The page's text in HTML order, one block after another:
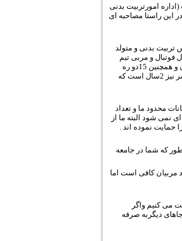
امورتربیت بدنی
این راستا مصاحبه ای
بدنی و متولد
های والیبال فوتبال و مربی تیم
های فوتبال نوجوانان امید مدرس دانشگاه پیام نور و همچنین مدرس دبیرستان فرهنگیان و بنیاد شهید امورایثار گران و همچنین 15دو ره
مربی گری تیم های مختلف ورزشی در سطح کشور ازمهم ترین کارهای صورت گرفته اینجانب می باشد و در حال حاضر نیز 2سال است که
محدود ما و تعداد
ای نمی شود البته ما از
حمایت نموده اند .
که شما در جامعه
مربیان کافی است اما
می کنیم واگر
دیگربه صرفه